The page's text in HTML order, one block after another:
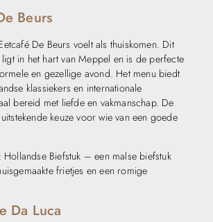
Beurs
De Beurs voelt als thuiskomen. Dit
in het hart van Meppel en is de perfecte
en gezellige avond. Het menu biedt
klassiekers en internationale
bereid met liefde en vakmanschap. De
keuze voor wie van een goede
Biefstuk – een malse biefstuk
frietjes en een romige
Da Luca